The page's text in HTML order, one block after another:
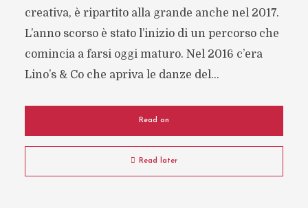
creativa, è ripartito alla grande anche nel 2017.
L’anno scorso è stato l’inizio di un percorso che
comincia a farsi oggi maturo. Nel 2016 c’era
Lino’s & Co che apriva le danze del...
Read on
Read later